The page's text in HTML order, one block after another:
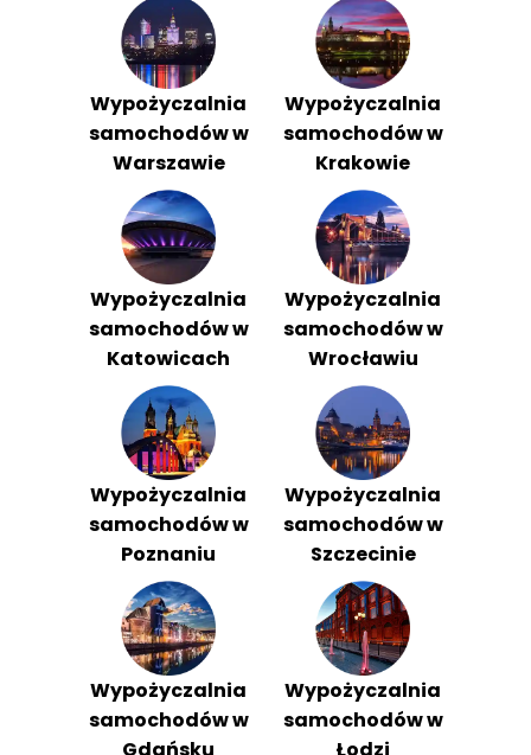
Wypożyczalnia
samochodów w
Warszawie
Wypożyczalnia
samochodów w
Krakowie
Wypożyczalnia
samochodów w
Katowicach
Wypożyczalnia
samochodów w
Wrocławiu
Wypożyczalnia
samochodów w
Poznaniu
Wypożyczalnia
samochodów w
Szczecinie
Wypożyczalnia
samochodów w
Wypożyczalnia
samochodów w